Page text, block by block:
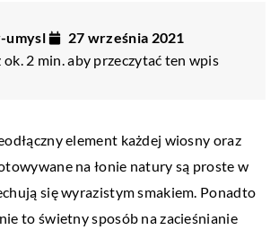
umysl
27 września 2021
2 min. aby przeczytać ten wpis
element każdej wiosny oraz
na łonie natury są proste w
się wyrazistym smakiem. Ponadto
to świetny sposób na zacieśnianie